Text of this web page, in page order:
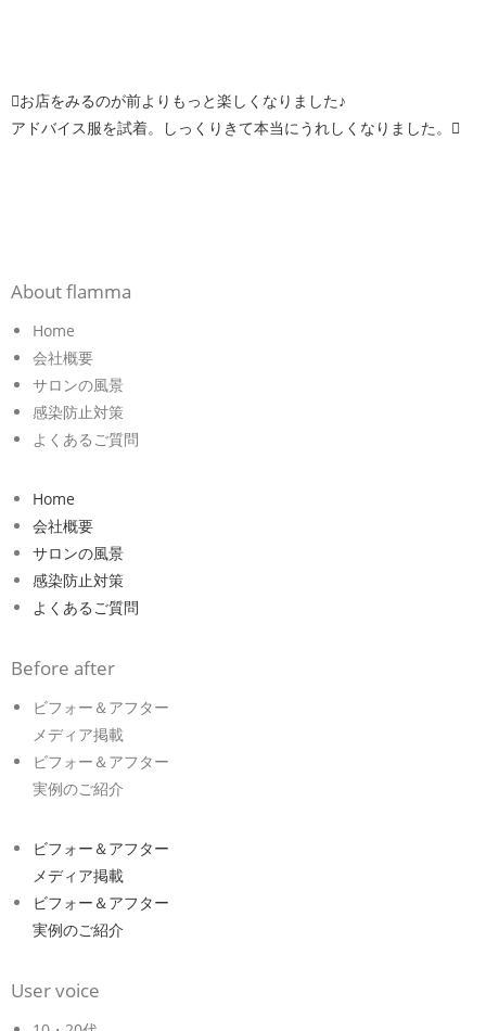
お店をみるのが前よりもっと楽しくなりました♪
アドバイス服を試着。しっくりきて本当にうれしくなりました。
About flamma
Home
会社概要
サロンの風景
感染防止対策
よくあるご質問
Home
会社概要
サロンの風景
感染防止対策
よくあるご質問
Before after
ビフォー＆アフター
メディア掲載
ビフォー＆アフター
実例のご紹介
ビフォー＆アフター
メディア掲載
ビフォー＆アフター
実例のご紹介
User voice